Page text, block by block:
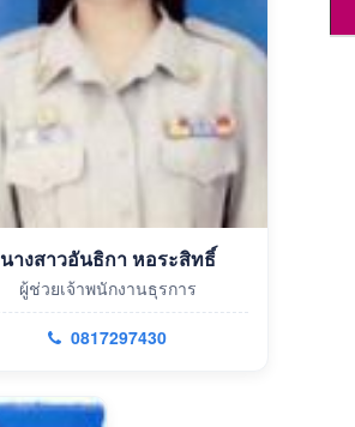
นางสาวอันธิกา หอระสิทธิ์
ผู้ช่วยเจ้าพนักงานธุรการ
0817297430